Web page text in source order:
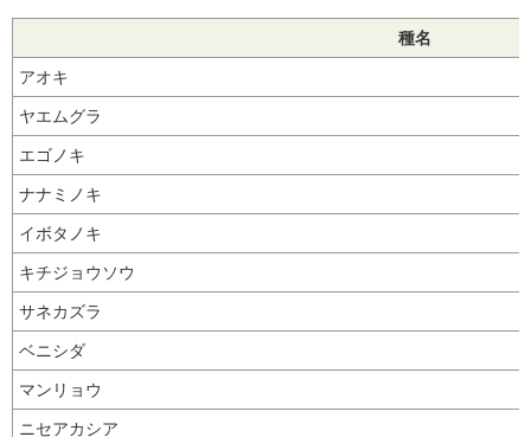
種名
アオキ
ヤエムグラ
エゴノキ
ナナミノキ
イボタノキ
キチジョウソウ
サネカズラ
ベニシダ
マンリョウ
ニセアカシア